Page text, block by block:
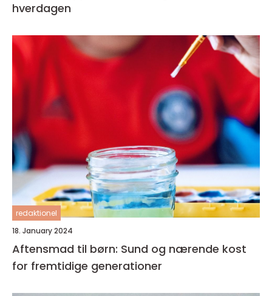
hverdagen
redaktionel
18. January 2024
Aftensmad til børn: Sund og nærende kost
for fremtidige generationer